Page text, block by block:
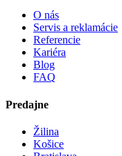
O nás
Servis a reklamácie
Referencie
Kariéra
Blog
FAQ
Predajne
Žilina
Košice